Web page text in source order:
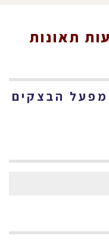
עבודה
תאונות
הבצקים